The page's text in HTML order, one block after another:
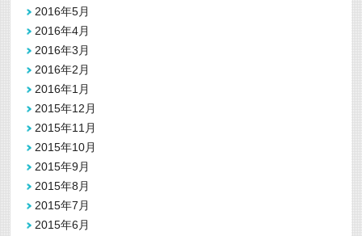
2016年5月
2016年4月
2016年3月
2016年2月
2016年1月
2015年12月
2015年11月
2015年10月
2015年9月
2015年8月
2015年7月
2015年6月